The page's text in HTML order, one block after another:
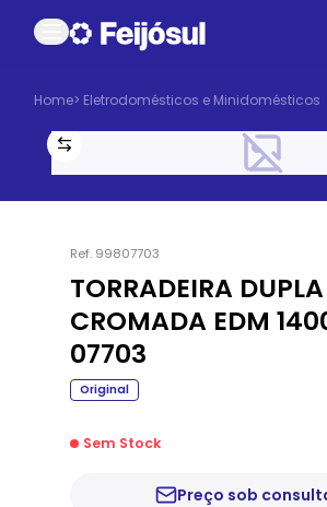
Home> Eletrodomésticos e Minidomésticos
Ref. 99807703
TORRADEIRA DUPLA
CROMADA EDM
07703
Original
Sem Stock
Preço sob